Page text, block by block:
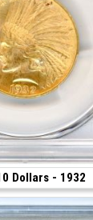
Dollars - 1932
mm)